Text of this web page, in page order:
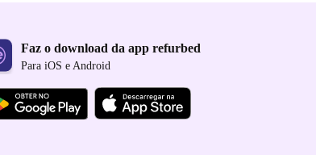
Faz o download da app refurbed
Para iOS e Android